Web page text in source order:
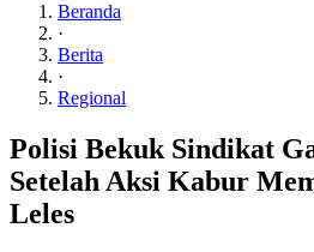
Beranda
·
Berita
·
Regional
Polisi Bekuk Sindikat
Setelah Aksi Kabur
Leles